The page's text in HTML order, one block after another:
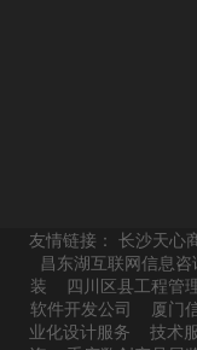
友情链接：长沙天心
昌东湖互联网信息咨
装
四川区县工程管
软件开发公司
厦门
业化设计服务
技术